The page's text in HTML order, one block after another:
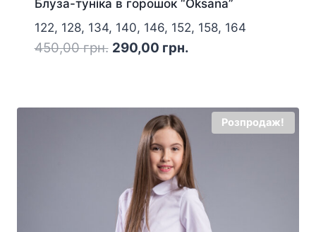
Блуза-туніка в горошок “Oksana”
122, 128, 134, 140, 146, 152, 158, 164
450,00грн. Оригінальна
290,00 грн.Поточна
Розпродаж!